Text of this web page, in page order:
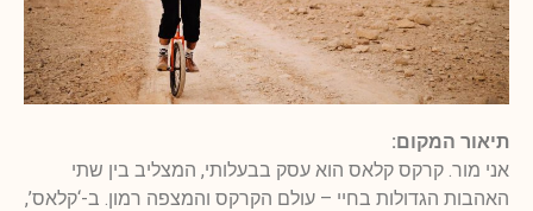
תיאור המקום:
אני מור. קרקס קלאס הוא עסק בבעלותי, המצליב בין שתי
האהבות הגדולות בחיי – עולם הקרקס והמצפה רמון. ב-‘קלאס’,